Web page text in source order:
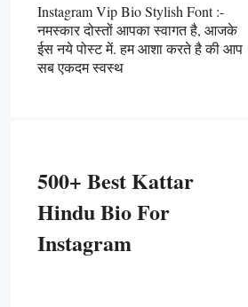
Instagram Vip Bio Stylish Font :-
नमस्कार दोस्तों आपका स्वागत है, आजके
ईस नये पोस्ट में. हम आशा करते है की आप
सब एकदम स्वस्थ
500+ Best Kattar
Hindu Bio For
Instagram